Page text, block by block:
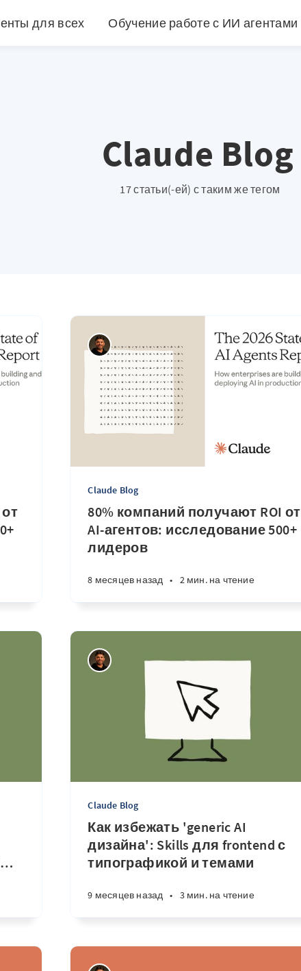
для всех Обучение работе с ИИ агентами
Claude Blog
17 статьи(-ей) с таким же тегом
Claude Blog
80% компаний получают ROI от
AI-агентов: исследование 500+
лидеров
8 месяцев назад • 2 мин. на чтение
…
Claude Blog
Как избежать 'generic AI
дизайна': Skills для frontend с
типографикой и темами
9 месяцев назад • 3 мин. на чтение